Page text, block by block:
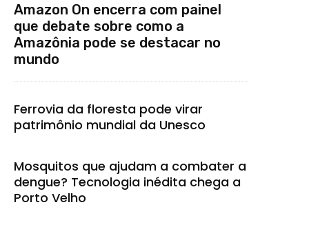
Amazon On encerra com painel
que debate sobre como a
Amazônia pode se destacar no
mundo
Ferrovia da floresta pode virar
patrimônio mundial da Unesco
Mosquitos que ajudam a combater a
dengue? Tecnologia inédita chega a
Porto Velho